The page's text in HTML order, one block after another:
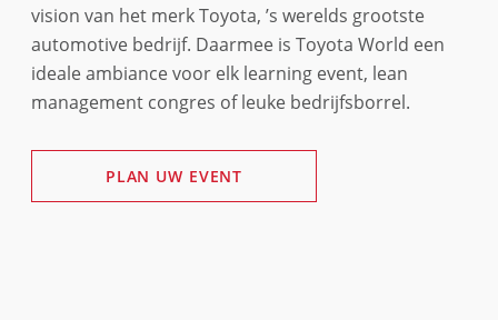
vision van het merk Toyota, ’s werelds grootste
automotive bedrijf. Daarmee is Toyota World een
ideale ambiance voor elk learning event, lean
management congres of leuke bedrijfsborrel.
PLAN UW EVENT